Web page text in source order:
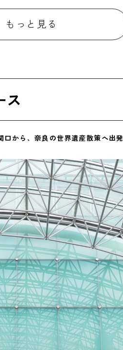
もっと見る
ス
口から、奈良の世界遺産散策へ出発